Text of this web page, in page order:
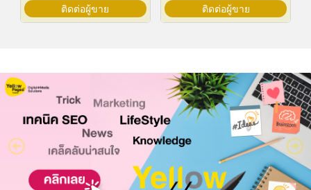
ติดต่อผู้ขาย ติดต่อผู้ขาย